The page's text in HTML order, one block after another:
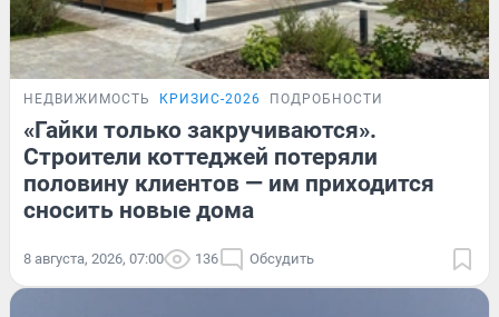
НЕДВИЖИМОСТЬ КРИЗИС-2026 ПОДРОБНОСТИ
«Гайки только закручиваются».
Строители коттеджей потеряли
половину клиентов — им приходится
сносить новые дома
8 августа, 2026, 07:00 136 Обсудить